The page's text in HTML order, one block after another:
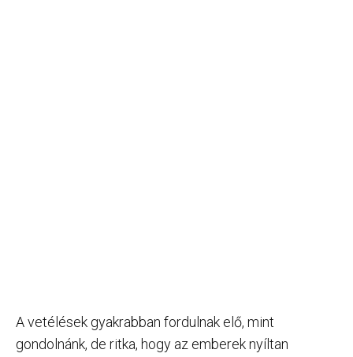
A vetélések gyakrabban fordulnak elő, mint
gondolnánk, de ritka, hogy az emberek nyíltan